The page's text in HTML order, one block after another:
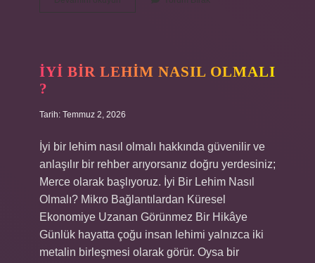
İYI BIR LEHIM NASIL OLMALI
?
Tarih: Temmuz 2, 2026
İyi bir lehim nasıl olmalı hakkında güvenilir ve
anlaşılır bir rehber arıyorsanız doğru yerdesiniz;
Merce olarak başlıyoruz. İyi Bir Lehim Nasıl
Olmalı? Mikro Bağlantılardan Küresel
Ekonomiye Uzanan Görünmez Bir Hikâye
Günlük hayatta çoğu insan lehimi yalnızca iki
metalin birleşmesi olarak görür. Oysa bir